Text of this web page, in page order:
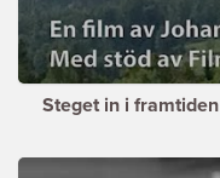
Steget in i framtiden